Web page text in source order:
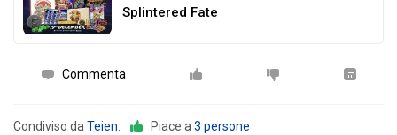
Splintered Fate
Commenta
Condiviso da Teien Piace a 3 persone